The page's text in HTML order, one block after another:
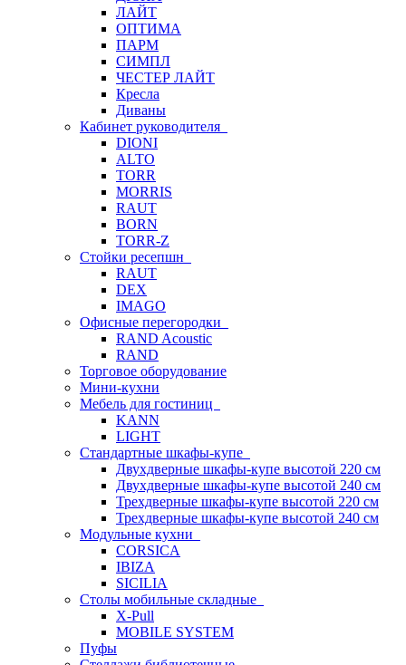
ЛАЙТ
ОПТИМА
ПАРМ
СИМПЛ
ЧЕСТЕР ЛАЙТ
Кресла
Диваны
Кабинет руководителя
DIONI
ALTO
TORR
MORRIS
RAUT
BORN
TORR-Z
Стойки ресепшн
RAUT
DEX
IMAGO
Офисные перегородки
RAND Acoustic
RAND
Торговое оборудование
Мини-кухни
Мебель для гостиниц
KANN
LIGHT
Стандартные шкафы-купе
Двухдверные шкафы-купе высотой 220 см
Двухдверные шкафы-купе высотой 240 см
Трехдверные шкафы-купе высотой 220 см
Трехдверные шкафы-купе высотой 240 см
Модульные кухни
CORSICA
IBIZA
SICILIA
Столы мобильные складные
X-Pull
MOBILE SYSTEM
Пуфы